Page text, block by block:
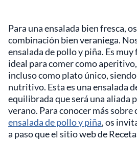
Para una ensalada bien fresca,
combinación bien veraniega.
ensalada de pollo y piña. Es
ideal para comer como
incluso como plato único,
nutritivo. Esta es una ensalada
equilibrada que será una aliada
verano. Para conocer más
ensalada de pollo y piña, os
a paso que el sitio web de